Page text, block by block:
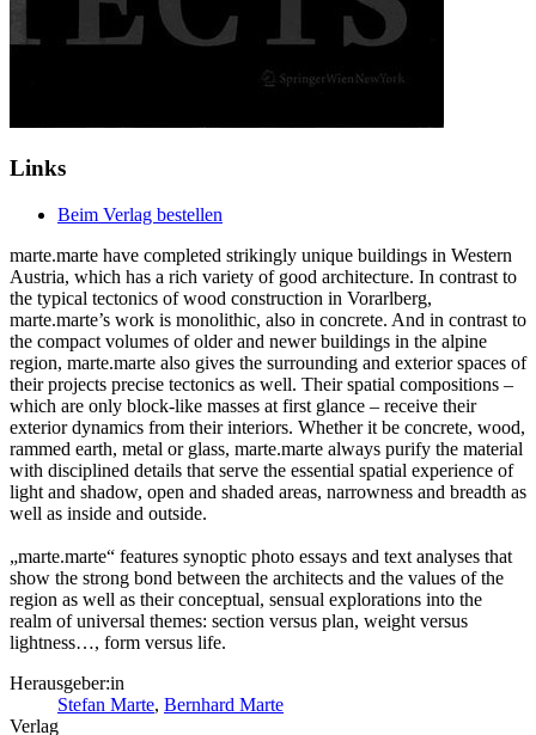
Links
Beim Verlag bestellen
marte.marte have completed strikingly unique buildings in Western
Austria, which has a rich variety of good architecture. In contrast to
the typical tectonics of wood construction in Vorarlberg,
marte.marte’s work is monolithic, also in concrete. And in contrast to
the compact volumes of older and newer buildings in the alpine
region, marte.marte also gives the surrounding and exterior spaces of
their projects precise tectonics as well. Their spatial compositions –
which are only block-like masses at first glance – receive their
exterior dynamics from their interiors. Whether it be concrete, wood,
rammed earth, metal or glass, marte.marte always purify the material
with disciplined details that serve the essential spatial experience of
light and shadow, open and shaded areas, narrowness and breadth as
well as inside and outside.
„marte.marte“ features synoptic photo essays and text analyses that
show the strong bond between the architects and the values of the
region as well as their conceptual, sensual explorations into the
realm of universal themes: section versus plan, weight versus
lightness…, form versus life.
Herausgeber:in
Stefan Marte, Bernhard Marte
Verlag